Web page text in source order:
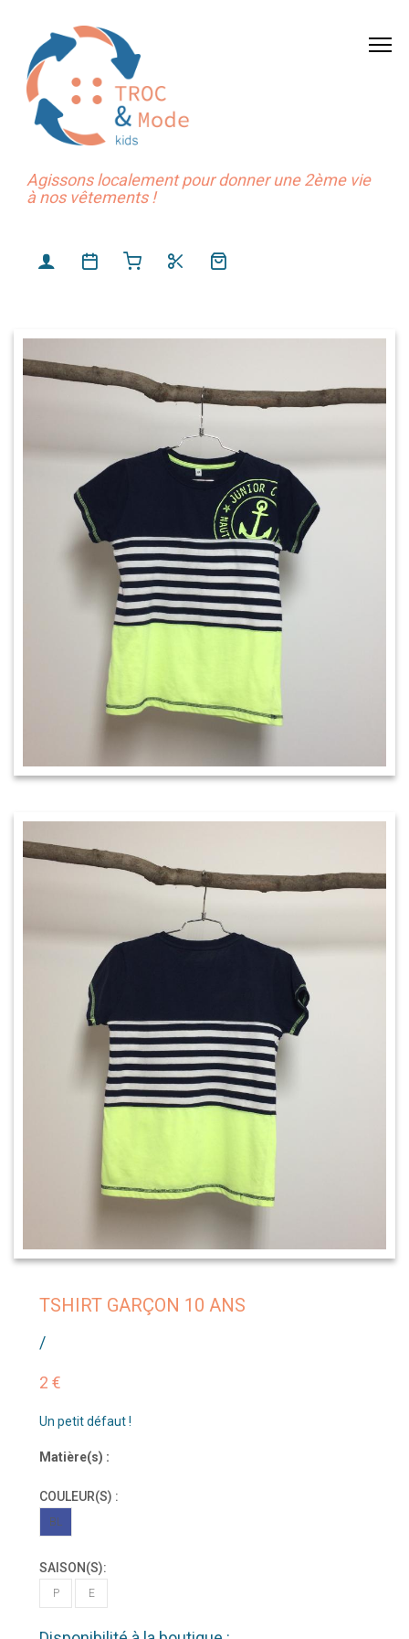
Agissons localement pour donner une 2ème vie
à nos vêtements !
TSHIRT GARÇON 10 ANS
/
2 €
Un petit défaut !
Matière(s) :
COULEUR(S) :
BL
SAISON(S):
P E